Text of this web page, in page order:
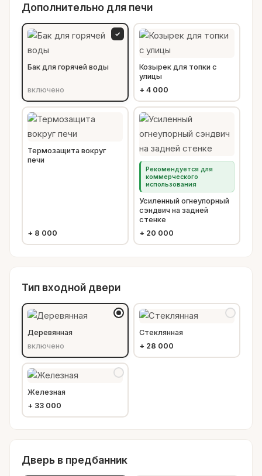
Дополнительно для печи
Бак для горячей воды
включено
✓
Козырек для топки с
улицы
+ 4 000
Термозащита вокруг
печи
+ 8 000
Рекомендуется для
коммерческого
использования
Усиленный огнеупорный
сэндвич на задней
стенке
+ 20 000
Тип входной двери
Деревянная
включено
Стеклянная
+ 28 000
Железная
+ 33 000
Дверь в предбанник